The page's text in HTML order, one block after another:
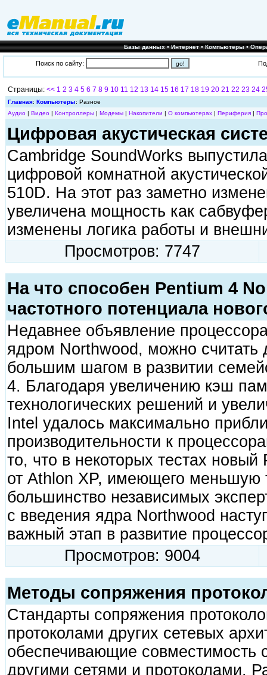
Базы данных•Интернет•Компьютеры•
Поиск по сайту:
Страницы: << 1 2 3 4 5 6 7 8 9 10 11 12 13 14 15 16 17 18 19 20 21 22 23 24
Главная: Компьютеры: Разное
Аудио| Видео| Контроллеры| Модемы| Накопители | О компьютерах| Периферия|
Цифровая акустическая
Cambridge SoundWorks
цифровой комнатной
510D. На этот раз заметно
увеличена мощность как
изменены логика работы и
Просмотров: 7747
На что способен Pentium 4
частотного потенциала
Недавнее объявление
ядром Northwood, можно считать
большим шагом в развитии
4. Благодаря увеличению кэш
технологических решений и
Intel удалось максимально
производительности к
то, что в некоторых тестах
от Athlon XP, имеющего меньшую
большинство независимых
с введения ядра Northwood
важный этап в развитие
Просмотров: 9004
Методы сопряжения
Стандарты сопряжения
протоколами других сетевых
обеспечивающие совместимость
другими сетями и протоколами.